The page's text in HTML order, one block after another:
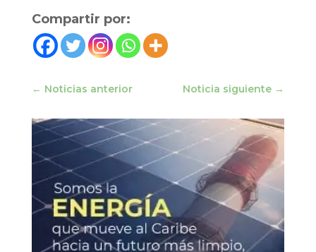
Compartir por:
← Noticias anterior Noticia siguiente →